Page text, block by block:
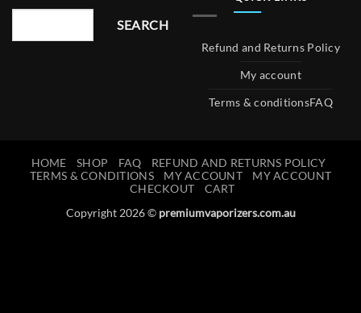
SEARCH
Refund and Returns Policy
My account
Terms & conditionsFAQ
HOME SHOP FAQ
REFUND AND RETURNS POLICY
TERMS & CONDITIONS
MY ACCOUNT
MY ACCOUNT
CHECKOUT
CART
Copyright 2026 © premiumvaporizers.com.au